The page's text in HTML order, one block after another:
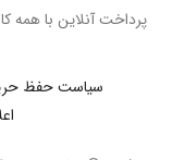
پرداخت آنلاین با همه
سیاست حفظ